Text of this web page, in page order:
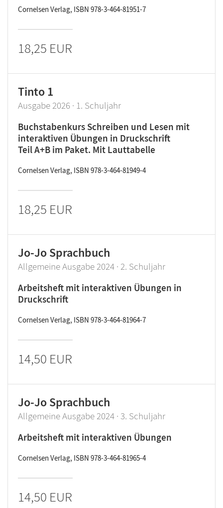
Cornelsen Verlag, ISBN 978-3-464-81951-7
18,25 EUR
Tinto 1
Ausgabe 2026 · 1. Schuljahr
Buchstabenkurs Schreiben und Lesen mit
interaktiven Übungen in Druckschrift
Teil A+B im Paket. Mit Lauttabelle
Cornelsen Verlag, ISBN 978-3-464-81949-4
18,25 EUR
Jo-Jo Sprachbuch
Allgemeine Ausgabe 2024 · 2. Schuljahr
Arbeitsheft mit interaktiven Übungen in
Druckschrift
Cornelsen Verlag, ISBN 978-3-464-81964-7
14,50 EUR
Jo-Jo Sprachbuch
Allgemeine Ausgabe 2024 · 3. Schuljahr
Arbeitsheft mit interaktiven Übungen
Cornelsen Verlag, ISBN 978-3-464-81965-4
14,50 EUR